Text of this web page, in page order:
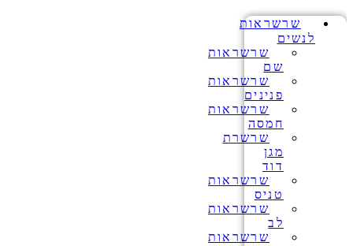
שרשראות
לנשים
שרשראות
שם
שרשראות
פנינים
שרשראות
חמסה
שרשרת
מגן
דוד
שרשראות
טניס
שרשראות
לב
שרשראות